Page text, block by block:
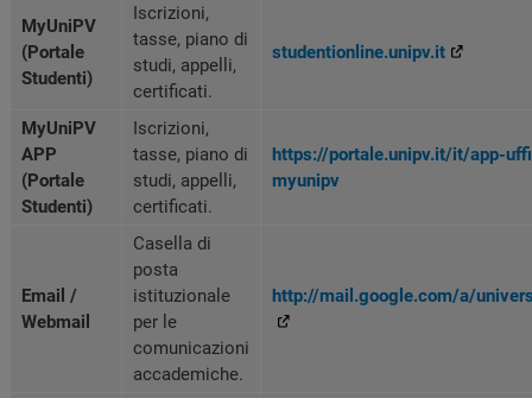
MyUniPV
(Portale
Studenti)
Iscrizioni,
tasse, piano di
studi, appelli,
certificati.
studentionline.unipv.it
MyUniPV
APP
(Portale
Studenti)
Iscrizioni,
tasse, piano di
studi, appelli,
certificati.
https://portale.unipv.it/it/app-
myunipv
Email /
Webmail
Casella di
posta
istituzionale
per le
comunicazioni
accademiche.
http://mail.google.com/a/